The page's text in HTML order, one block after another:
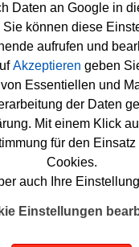
und
im Wert von
können Sie einen
an dem
möchten,
und den
haben sie ja
gewinnen? Viel
Tourismus
im Wert
Daten an Google in
können diese
aufrufen und
Akzeptieren geben
Essentiellen und
der Daten
Mit einem Klick
für den
Cookies.
auch Ihre
Einstellungen